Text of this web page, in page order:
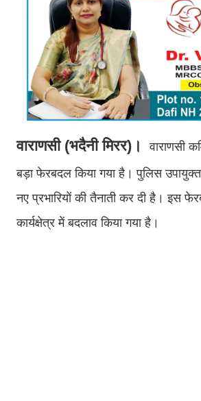
वाराणसी (भदैनी मिरर)।
वाराणसी
बड़ा फेरबदल किया गया है। पुलिस
नए प्रभारियों की तैनाती कर दी है। इस
कार्यक्षेत्र में बदलाव किया गया है।